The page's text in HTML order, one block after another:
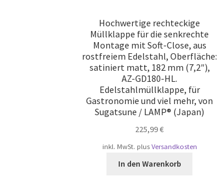
Hochwertige rechteckige
Müllklappe für die senkrechte
Montage mit Soft-Close, aus
rostfreiem Edelstahl, Oberfläche:
satiniert matt, 182 mm (7,2″),
AZ-GD180-HL.
Edelstahlmüllklappe, für
Gastronomie und viel mehr, von
Sugatsune / LAMP® (Japan)
225,99€
inkl. MwSt. plus Versandkosten
In den Warenkorb